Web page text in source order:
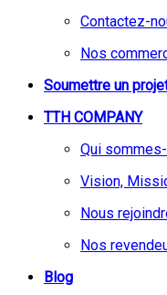
Contactez-
Nos
Soumettre un
TTH COMPANY
Qui
Vision,
Nous
Nos
Blog